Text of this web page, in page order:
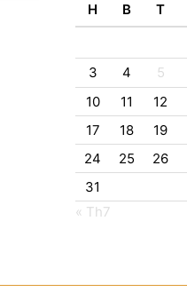
H B T
3
4 5
10
11 12
17
18 19
24
25 26
31
« Th7